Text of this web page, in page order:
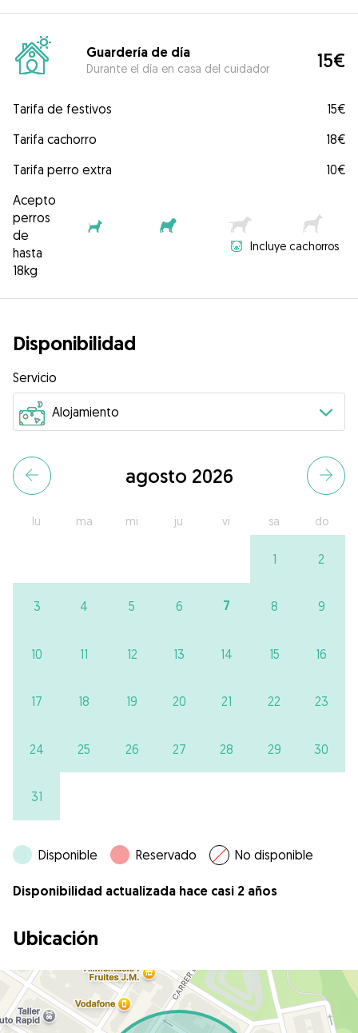
Guardería de día
Durante el día en casa del cuidador 15€
Tarifa de festivos
15€
Tarifa cachorro
18€
Tarifa perro extra
10€
Acepto
perros
de
hasta
18kg
Incluye cachorros
Disponibilidad
Servicio
agosto 2026
lu ma mi ju vi sa do
1 2
3 4 5 6 7 8 9
10 11 12 13 14 15 16
17 18 19 20 21 22 23
24 25 26 27 28 29 30
31
Disponible Reservado No disponible
Disponibilidad actualizada hace casi 2 años
Ubicación